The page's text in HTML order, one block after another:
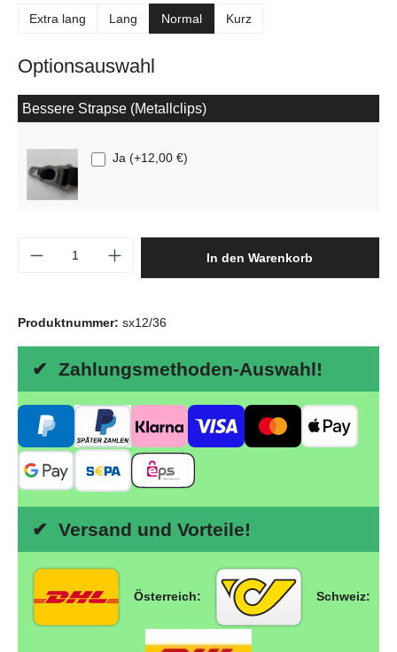
Extra lang Lang Normal Kurz
Optionsauswahl
Bessere Strapse (Metallclips)
Ja (+12,00 €)
Produkt Anzahl: Gib den gewünschten
In den Warenkorb
Produktnummer: sx12/36
✔ Zahlungsmethoden-Auswahl!
✔ Versand und Vorteile!
Österreich: Schweiz: